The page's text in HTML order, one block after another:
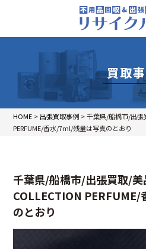
買取
HOME > 出張買取事例 >千葉県/船橋市/出張
PERFUME/香水/7ml/残量は写真のとおり
千葉県/船橋市/出張買取/
COLLECTION
のとおり